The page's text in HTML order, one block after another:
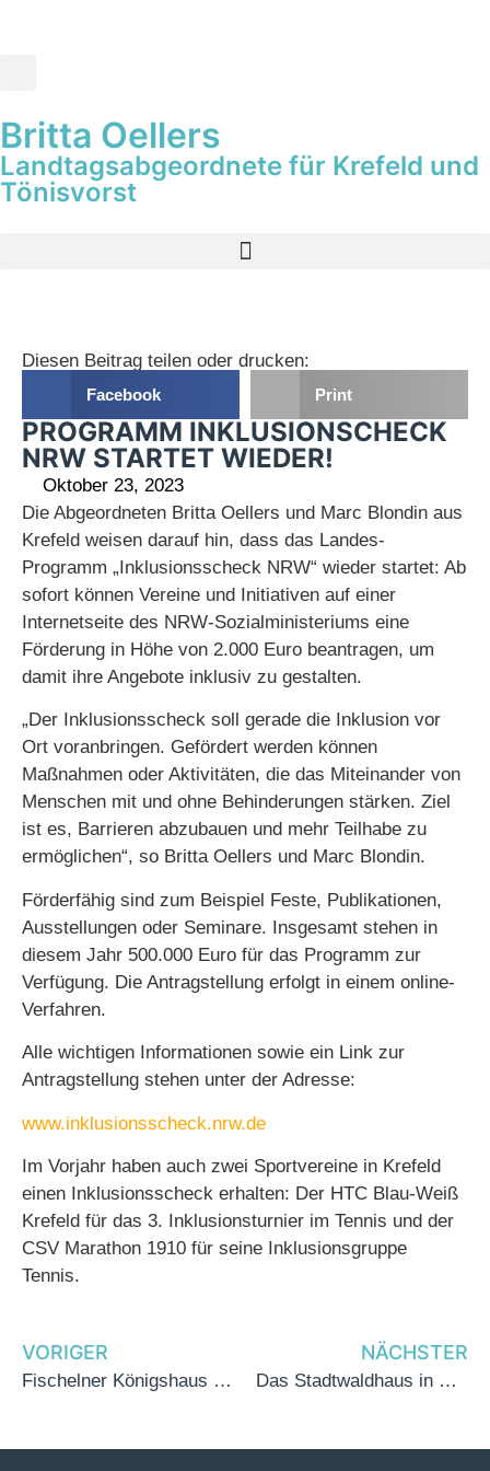
Britta Oellers
Landtagsabgeordnete für Krefeld und
Tönisvorst
PROGRAMM INKLUSIONSCHECK
NRW STARTET WIEDER!
Oktober 23, 2023
Die Abgeordneten Britta Oellers und Marc Blondin aus
Krefeld weisen darauf hin, dass das Landes-
Programm „Inklusionsscheck NRW“ wieder startet: Ab
sofort können Vereine und Initiativen auf einer
Internetseite des NRW-Sozialministeriums eine
Förderung in Höhe von 2.000 Euro beantragen, um
damit ihre Angebote inklusiv zu gestalten.
„Der Inklusionsscheck soll gerade die Inklusion vor
Ort voranbringen. Gefördert werden können
Maßnahmen oder Aktivitäten, die das Miteinander von
Menschen mit und ohne Behinderungen stärken. Ziel
ist es, Barrieren abzubauen und mehr Teilhabe zu
ermöglichen“, so Britta Oellers und Marc Blondin.
Förderfähig sind zum Beispiel Feste, Publikationen,
Ausstellungen oder Seminare. Insgesamt stehen in
diesem Jahr 500.000 Euro für das Programm zur
Verfügung. Die Antragstellung erfolgt in einem online-
Verfahren.
Alle wichtigen Informationen sowie ein Link zur
Antragstellung stehen unter der Adresse:
www.inklusionsscheck.nrw.de
Im Vorjahr haben auch zwei Sportvereine in Krefeld
einen Inklusionsscheck erhalten: Der HTC Blau-Weiß
Krefeld für das 3. Inklusionsturnier im Tennis und der
CSV Marathon 1910 für seine Inklusionsgruppe
Tennis.
Diesen Beitrag teilen oder drucken:
Facebook Print
VORIGER
Fischelner Königshaus besucht Britta Oellers im Landtag
NÄCHSTER
Das Stadtwaldhaus in Krefeld erhält für die Instandsetzung der Konzertmuscheleine Förderung in Höhe von 108.000 Euro